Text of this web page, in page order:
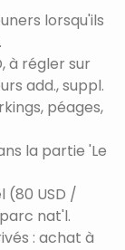
lorsqu'ils
à régler sur
add., suppl.
péages,
la partie 'Le
(80 USD /
nat'l.
: achat à